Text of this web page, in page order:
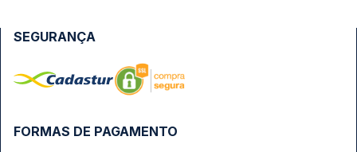
FORMAS DE PAGAMENTO
SEGURANÇA